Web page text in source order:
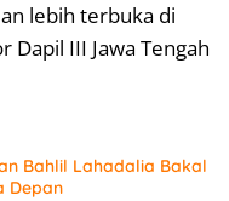
lebih terbuka di
Dapil III Jawa Tengah
Bahlil Lahadalia Bakal
Depan